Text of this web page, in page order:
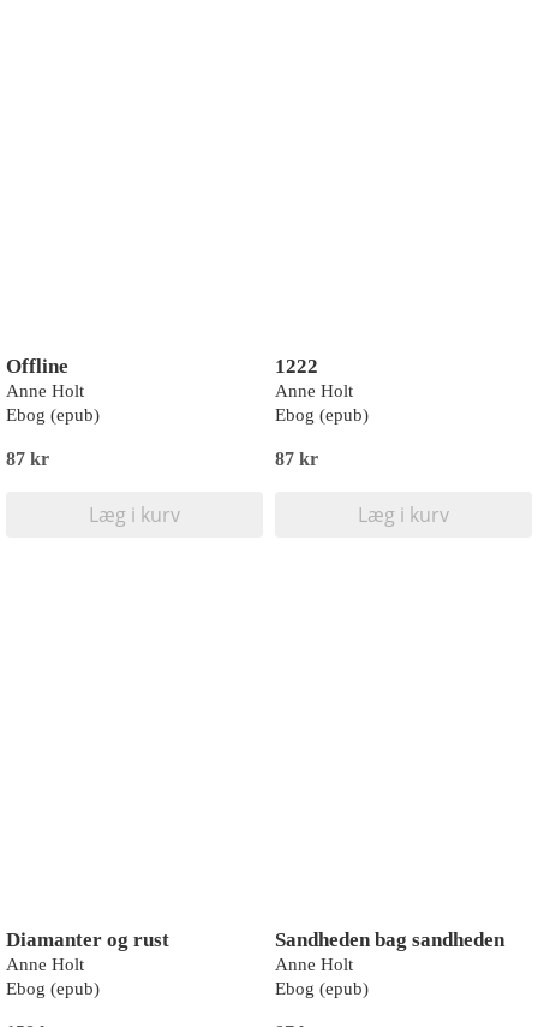
Offline
Anne Holt
Ebog (epub)
87 kr
Læg i kurv
1222
Anne Holt
Ebog (epub)
87 kr
Læg i kurv
Diamanter og rust
Anne Holt
Ebog (epub)
Sandheden bag sandheden
Anne Holt
Ebog (epub)